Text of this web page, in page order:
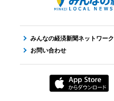
みんなの経済新聞ネットワーク
お問い合わせ